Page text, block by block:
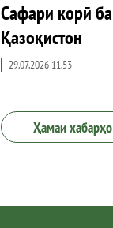
Сафари корӣ
Қазоқистон
29.07.2026 11.53
Ҳамаи хабарҳо